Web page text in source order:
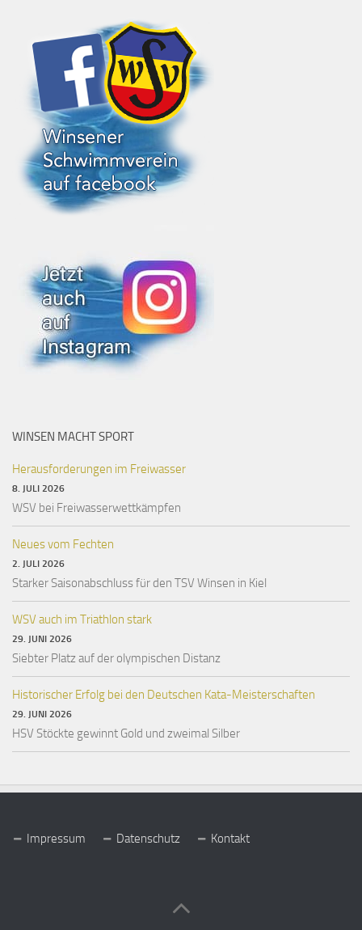
WINSEN MACHT SPORT
Herausforderungen im Freiwasser
8. JULI 2026
WSV bei Freiwasserwettkämpfen
Neues vom Fechten
2. JULI 2026
Starker Saisonabschluss für den TSV Winsen in Kiel
WSV auch im Triathlon stark
29. JUNI 2026
Siebter Platz auf der olympischen Distanz
Historischer Erfolg bei den Deutschen Kata-Meisterschaften
29. JUNI 2026
HSV Stöckte gewinnt Gold und zweimal Silber
Impressum Datenschutz Kontakt